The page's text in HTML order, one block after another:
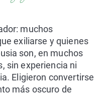
muchos
exiliarse y quienes
son, en muchos
sin experiencia ni
Eligieron convertirse
más oscuro de